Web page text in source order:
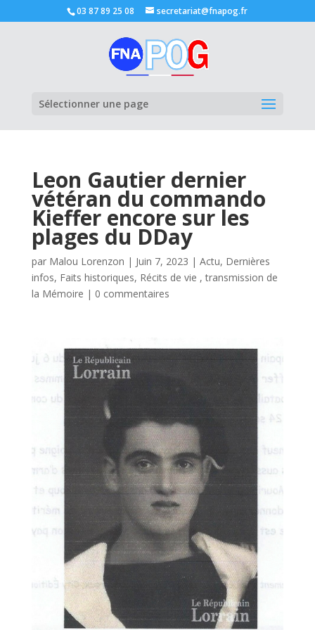
03 87 89 25 08 secretariat@fnapog.fr
Sélectionner une page
Leon Gautier dernier
vétéran du commando
Kieffer encore sur les
plages du DDay
par Malou Lorenzon | Juin 7, 2023 | Actu, Dernières
infos, Faits historiques, Récits de vie , transmission de
la Mémoire | 0 commentaires